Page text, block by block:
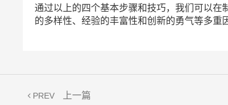
通过以上的四个基本步骤和技巧，我们可以
的多样性、经验的丰富性和创新的勇气等多重
PREV 上一篇